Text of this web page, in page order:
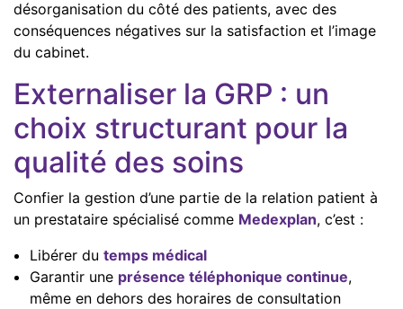
désorganisation du côté des patients, avec des
conséquences négatives sur la satisfaction et l’image
du cabinet.
Externaliser la GRP : un
choix structurant pour la
qualité des soins
Confier la gestion d’une partie de la relation patient à
un prestataire spécialisé comme Medexplan, c’est :
Libérer dutemps médical
Garantir une présence téléphonique continue,
même en dehors des horaires de consultation